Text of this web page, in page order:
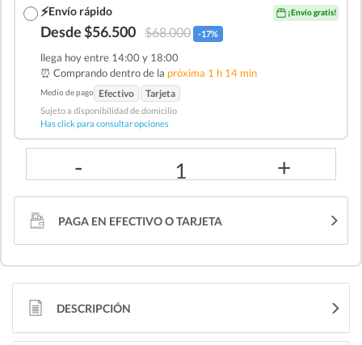
⚡Envío rápido ¡Envío gratis!
Desde $56.500 $68.000 -17%
llega hoy entre 14:00 y 18:00
⏰ Comprando dentro de la próxima 1 h 14 min
Medio de pago Efectivo Tarjeta
Sujeto a disponibilidad de domicilio
Has click para consultar opciones
- 1 +
PAGA EN EFECTIVO O TARJETA
DESCRIPCIÓN